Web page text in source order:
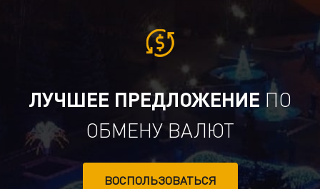
ЛУЧШЕЕ ПРЕДЛОЖЕНИЕ ПО
ОБМЕНУ ВАЛЮТ
ВОСПОЛЬЗОВАТЬСЯ